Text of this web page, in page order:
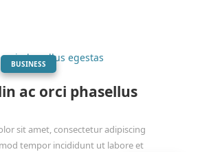
ac orci phasellus
BUSINESS
sit amet, consectetur adipiscing
tempor incididunt ut labore et